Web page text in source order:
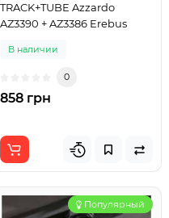
TRACK+TUBE Azzardo
AZ3390 + AZ3386 Erebus
В наличии
0
858 грн
Популярный